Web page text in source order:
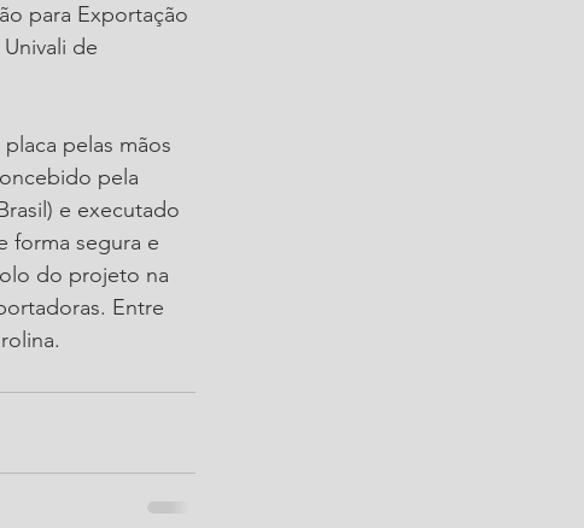
para Exportação
de
pelas mãos
pela
e executado
forma segura e
do projeto na
Entre